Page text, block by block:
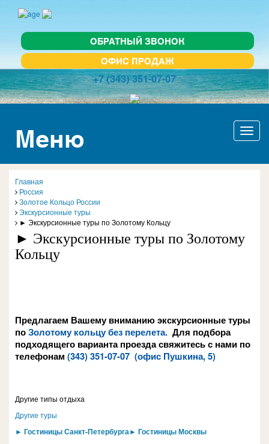
ОБРАТНЫЙ ЗВОНОК
ОФИС ПРОДАЖ
+7 (343) 351-07-07
Меню
Главная
Россия
Золотое Кольцо России
Экскурсионные туры
► Экскурсионные туры по Золотому Кольцу
► Экскурсионные туры по Золотому
Кольцу
Предлагаем Вашему вниманию экскурсионные туры
поЗолотому кольцу без перелета. Для подбора
подходящего варианта проезда свяжитесь с нами по
телефонам (343) 351-07-07 (офис Пушкина, 5)
Другие типы отдыха
Другие туры
► Гостиницы Санкт-Петербурга► Гостиницы Москвы